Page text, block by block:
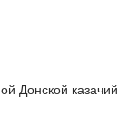
Донской казачий